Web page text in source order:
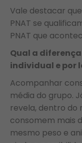
Vale destacar
PNAT se
PNAT que
Qual a
individual e por
Acompanhar
média do grupo.
revela, dentro do
consomem mais
mesmo peso e